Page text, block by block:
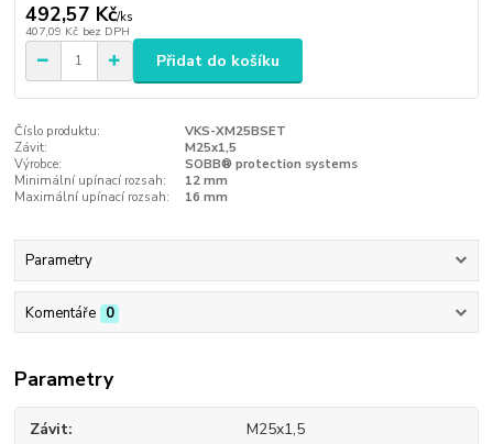
492,57 Kč/ks
407,09 Kč bez DPH
Přidat do košíku
Číslo produktu:
VKS-XM25BSET
Závit:
M25x1,5
Výrobce:
SOBB® protection systems
Minimální upínací rozsah:
12 mm
Maximální upínací rozsah:
16 mm
Parametry
Komentáře 0
Parametry
Závit M25x1,5